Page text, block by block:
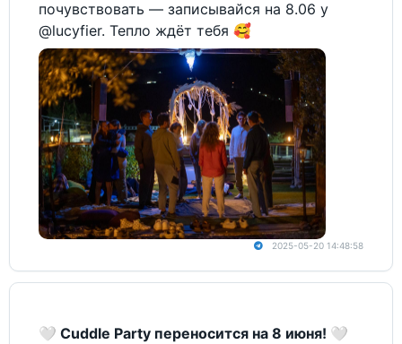
почувствовать — записывайся на 8.06 у
@lucyfier. Тепло ждёт тебя 🥰
2025-05-20 14:48:58
🤍 Cuddle Party переносится на 8 июня! 🤍